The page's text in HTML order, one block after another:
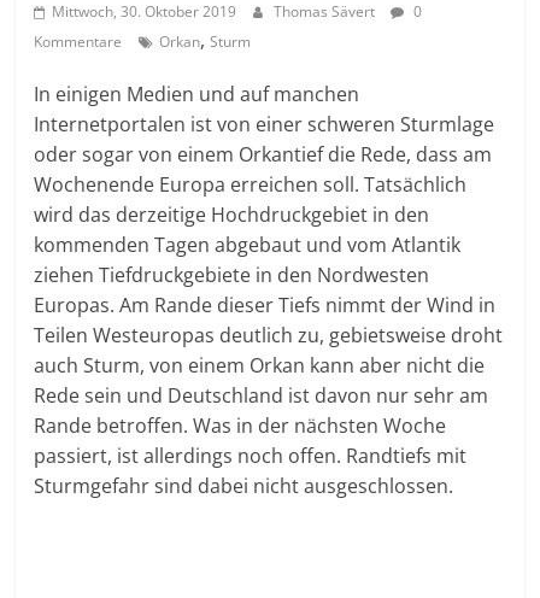
Mittwoch, 30. Oktober 2019 Thomas Sävert
0
Kommentare
Orkan,Sturm
In einigen Medien und auf manchen
Internetportalen ist von einer schweren Sturmlage
oder sogar von einem Orkantief die Rede, dass am
Wochenende Europa erreichen soll. Tatsächlich
wird das derzeitige Hochdruckgebiet in den
kommenden Tagen abgebaut und vom Atlantik
ziehen Tiefdruckgebiete in den Nordwesten
Europas. Am Rande dieser Tiefs nimmt der Wind in
Teilen Westeuropas deutlich zu, gebietsweise droht
auch Sturm, von einem Orkan kann aber nicht die
Rede sein und Deutschland ist davon nur sehr am
Rande betroffen. Was in der nächsten Woche
passiert, ist allerdings noch offen. Randtiefs mit
Sturmgefahr sind dabei nicht ausgeschlossen.